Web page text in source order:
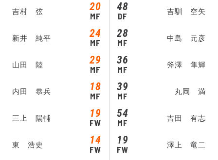
吉村 弦 20
MF
新井 純平 24
MF
山田 陸 29
MF
内田 恭兵 18
MF
三上 陽輔 19
FW
東 浩史 14
FW
DF
48 吉馴 空矢
MF
28 中島 元彦
MF
36 斧澤 隼輝
MF
39 丸岡 満
MF
54 吉田 有志
FW
19 澤上 竜二